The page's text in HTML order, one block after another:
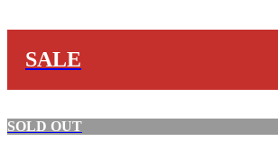
SALE
SOLD OUT